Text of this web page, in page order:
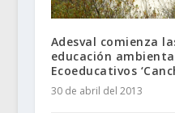
Adesval comienza
educación
Ecoeducativos
30 de abril del 2013